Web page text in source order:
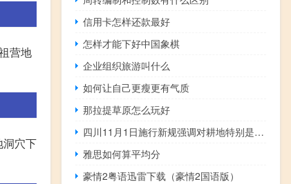
营地
洞穴下
信用卡怎样还款最好
怎样才能下好中国象棋
企业组织旅游叫什么
如何让自己更瘦更有气质
那拉提草原怎么玩好
四川11月1日施行新规强调对耕地特别是永久基本农田的特殊保护
雅思如何算平均分
豪情2粤语迅雷下载（豪情2国语版）